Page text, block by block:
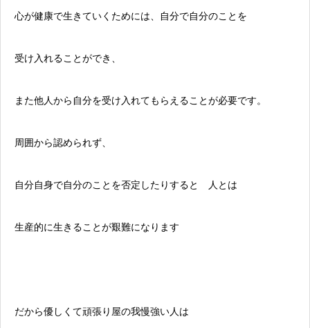
心が健康で生きていくためには、自分で自分のことを
受け入れることができ、
また他人から自分を受け入れてもらえることが必要です。
周囲から認められず、
自分自身で自分のことを否定したりすると 人とは
生産的に生きることが艱難になります
だから優しくて頑張り屋の我慢強い人は